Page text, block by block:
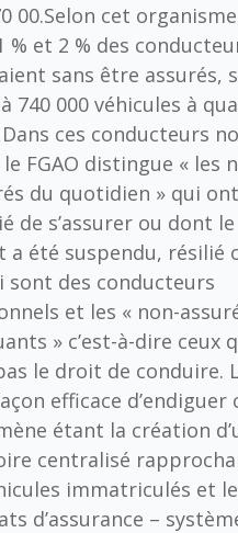
00.Selon cet
% et 2 % des
sans être assurés,
740 000 véhicules à
ces conducteurs
FGAO distingue « les
du quotidien » qui ont
de s’assurer ou dont le
a été suspendu, résilié
sont des conducteurs
et les « non-
» c’est-à-dire ceux
le droit de conduire.
efficace d’endiguer
étant la création
centralisé
immatriculés et
d’assurance –